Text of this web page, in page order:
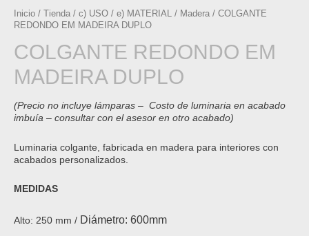
Inicio / Tienda / c) USO / e) MATERIAL / Madera / COLGANTE
REDONDO EM MADEIRA DUPLO
COLGANTE REDONDO EM
MADEIRA DUPLO
(Precio no incluye lámparas – Costo de luminaria en acabado
imbuía – consultar con el asesor en otro acabado)
Luminaria colgante, fabricada en madera para interiores con
acabados personalizados.
MEDIDAS
Alto: 250 mm / Diámetro: 600mm